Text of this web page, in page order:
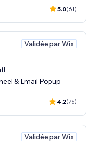
5.0(61)
Validée par Wix
& Email Popup
4.2(76)
Validée par Wix